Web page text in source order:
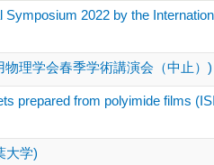
2022 by the
理学会春季学術講演会（中止）)
prepared from polyimide films
大学)